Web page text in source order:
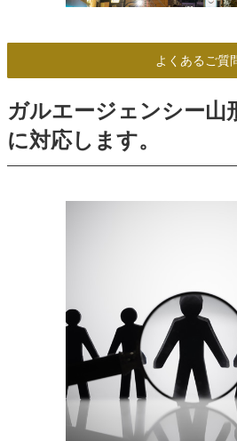
よくあるご質
ガルエージェンシー山
に対応します。